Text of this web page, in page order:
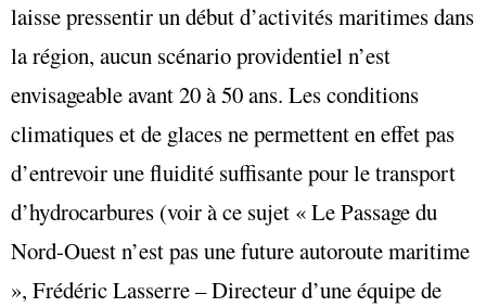
laisse pressentir un début d’activités maritimes dans
la région, aucun scénario providentiel n’est
envisageable avant 20 à 50 ans. Les conditions
climatiques et de glaces ne permettent en effet pas
d’entrevoir une fluidité suffisante pour le transport
d’hydrocarbures (voir à ce sujet « Le Passage du
Nord-Ouest n’est pas une future autoroute maritime
», Frédéric Lasserre – Directeur d’une équipe de